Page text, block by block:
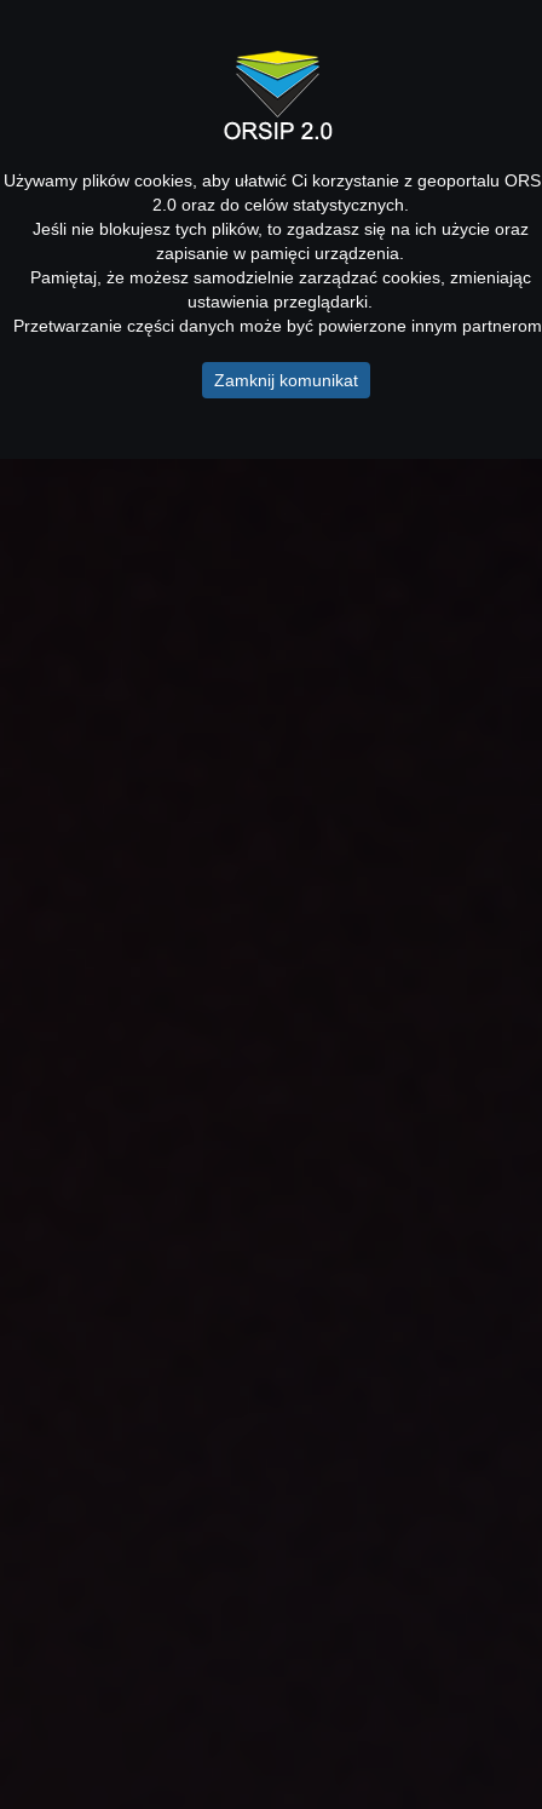
Używamy plików cookies, aby ułatwić Ci korzystanie z geoportalu
2.0 oraz do celów statystycznych.
Jeśli nie blokujesz tych plików, to zgadzasz się na ich użycie oraz
zapisanie w pamięci urządzenia.
Pamiętaj, że możesz samodzielnie zarządzać cookies, zmieniając
ustawienia przeglądarki.
Przetwarzanie części danych może być powierzone innym
Zamknij komunikat